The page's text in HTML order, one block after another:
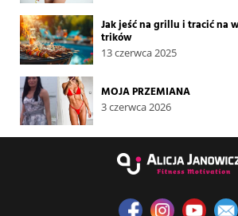
Jak jeść na grillu i tracić na
trików
13 czerwca 2025
MOJA PRZEMIANA
3 czerwca 2026